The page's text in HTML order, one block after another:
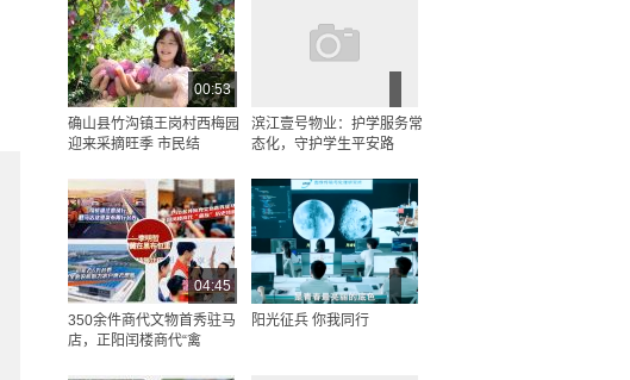
00:53
确山县竹沟镇王岗村西梅园
迎来采摘旺季 市民结
滨江壹号物业：护学服务常
态化，守护学生平安路
04:45
350余件商代文物首秀驻马
店，正阳闰楼商代“禽
阳光征兵 你我同行